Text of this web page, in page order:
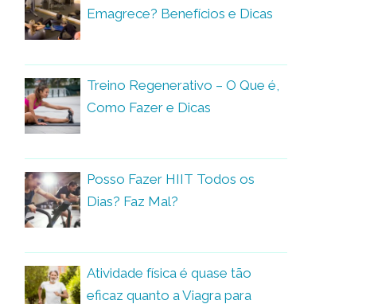
Emagrece? Benefícios e Dicas
Treino Regenerativo – O Que é,
Como Fazer e Dicas
Posso Fazer HIIT Todos os
Dias? Faz Mal?
Atividade física é quase tão
eficaz quanto a Viagra para